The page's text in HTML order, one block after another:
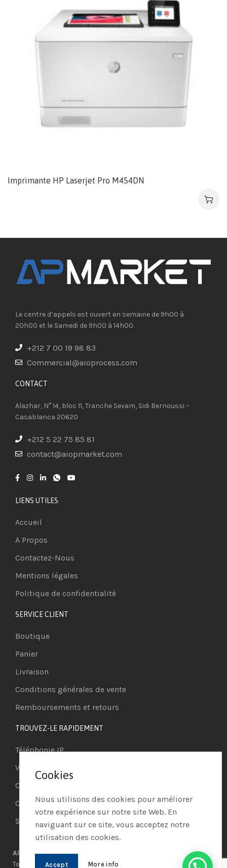
Imprimante HP Laserjet Pro M454DN
Le centre d’appels est ouvert en semaine de 9h00 à
20h00 et le Samedi de 9h00 à 14h00.
+212 7 00 19 98 83
Commercial@aioprocess.com
CONTACT​
Alazhar, N° 14, bloc 11, Tranche Sevam, Sidi Bernoussi –
Casablanca 20620
+212 5 22 75 85 81
contact@aiopmarket.com
LIENS UTILES
Accueil
A Propos
Contactez-Nous
Mentions légales
Politique de confidentialité
SERVICE CLIENT
Boutique
Panier
Livraison
Conditions générales de vente
Remboursements et retours
TROUVEZ-LE RAPIDEMENT
Téléphonie IP
Visioconférence
Casques
Ordinateurs
Systèmes de securité
AIO PROCESS MARKET AIO PROCESS|
Tous les droits réservés
Cookies
Nous utilisons des cookies pour améliorer
votre expérience sur notre site Web. En
naviguant sur ce site, vous acceptez notre
utilisation des cookies.
Accept More info